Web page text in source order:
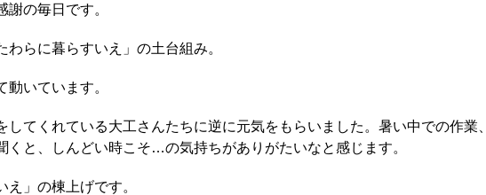
の毎日です。
らに暮らすいえ」の土台組み。
いています。
てくれている大工さんたちに逆に元気をもらいました。暑い中での作業、
と、しんどい時こそ…の気持ちがありがたいなと感じます。
」の棟上げです。